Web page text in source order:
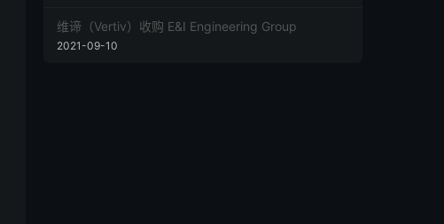
维谛（Vertiv）收购 E&I Engineering Group
2021-09-10